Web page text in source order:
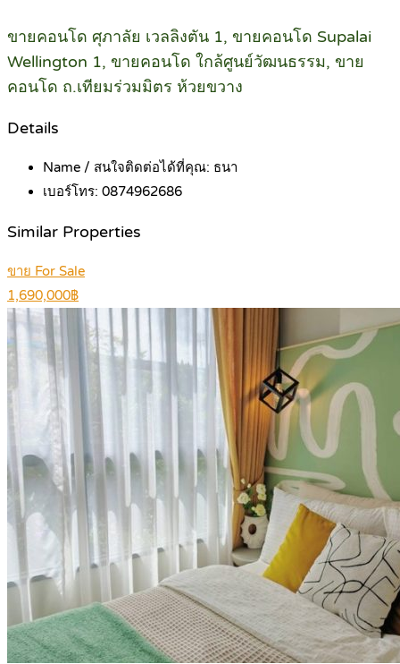
ขายคอนโด ศุภาลัย เวลลิงตัน 1, ขายคอนโด Supalai
Wellington 1, ขายคอนโด ใกล้ศูนย์วัฒนธรรม, ขาย
คอนโด ถ.เทียมร่วมมิตร ห้วยขวาง
Details
Name / สนใจติดต่อได้ที่คุณ: ธนา
เบอร์โทร: 0874962686
Similar Properties
ขาย For Sale
1,690,000฿